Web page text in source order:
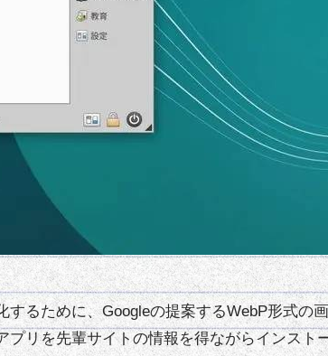
するために、Googleの提案するWebP形式の
プリを先輩サイトの情報を得ながらインスト